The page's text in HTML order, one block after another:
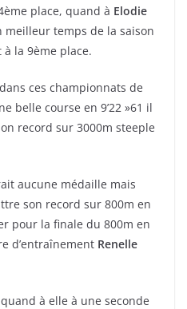
place, quand à Elodie
meilleur temps de la saison
à la 9ème place.
ces championnats de
belle course en 9’22 »61 il
record sur 3000m steeple
aucune médaille mais
son record sur 800m en
pour la finale du 800m en
d’entraînement Renelle
à elle à une seconde